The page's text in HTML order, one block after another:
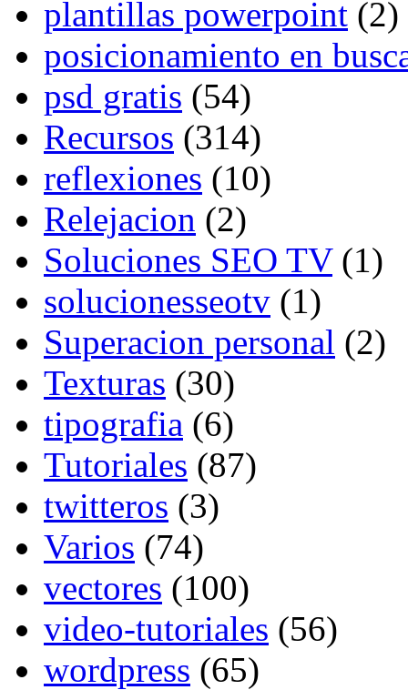
plantillas powerpoint (2)
posicionamiento en
psd gratis (54)
Recursos (314)
reflexiones (10)
Relejacion (2)
Soluciones SEO TV(1)
solucionesseotv (1)
Superacion personal (2)
Texturas (30)
tipografia (6)
Tutoriales (87)
twitteros (3)
Varios (74)
vectores (100)
video-tutoriales (56)
wordpress (65)